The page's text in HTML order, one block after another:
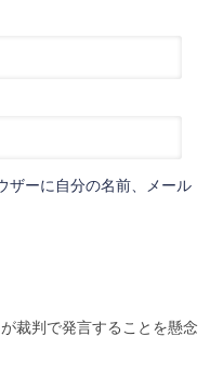
ザーに自分の名前、メール
裁判で発言することを懸念